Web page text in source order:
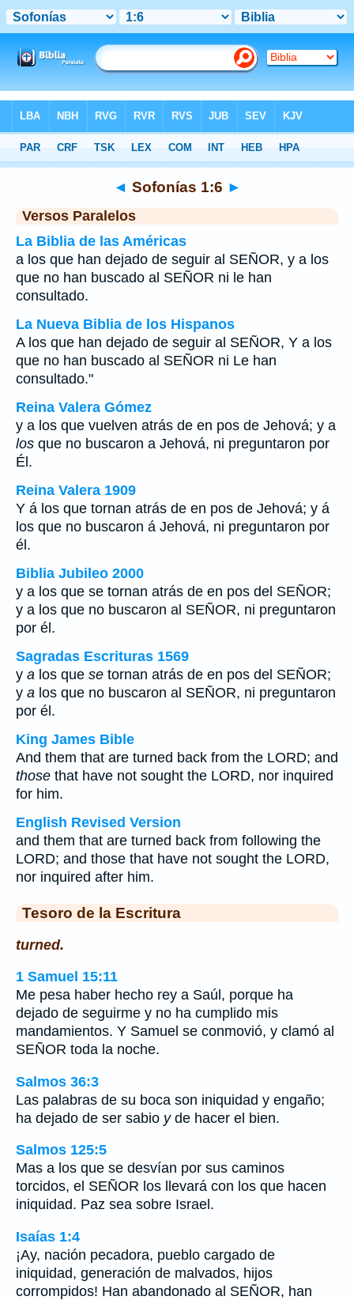
>Sofonías Capítulo 1 > Verso 6
◄ Sofonías 1:6 ►
Versos Paralelos
La Biblia de las Américas
a los que han dejado de seguir al SEÑOR, y a los
que no han buscado al SEÑOR ni le han
consultado.
La Nueva Biblia de los Hispanos
A los que han dejado de seguir al SEÑOR, Y a los
que no han buscado al SEÑOR ni Le han
consultado."
Reina Valera Gómez
y a los que vuelven atrás de en pos de Jehová; y a
los que no buscaron a Jehová, ni preguntaron por
Él.
Reina Valera 1909
Y á los que tornan atrás de en pos de Jehová; y á
los que no buscaron á Jehová, ni preguntaron por
él.
Biblia Jubileo 2000
y a los que se tornan atrás de en pos del SEÑOR;
y a los que no buscaron al SEÑOR, ni preguntaron
por él.
Sagradas Escrituras 1569
y a los que se tornan atrás de en pos del SEÑOR;
y a los que no buscaron al SEÑOR, ni preguntaron
por él.
King James Bible
And them that are turned back from the LORD; and
those that have not sought the LORD, nor inquired
for him.
English Revised Version
and them that are turned back from following the
LORD; and those that have not sought the LORD,
nor inquired after him.
Tesoro de la Escritura
turned.
1 Samuel 15:11
Me pesa haber hecho rey a Saúl, porque ha
dejado de seguirme y no ha cumplido mis
mandamientos. Y Samuel se conmovió, y clamó al
SEÑOR toda la noche.
Salmos 36:3
Las palabras de su boca son iniquidad y engaño;
ha dejado de ser sabio yde hacer el bien.
Salmos 125:5
Mas a los que se desvían por sus caminos
torcidos, el SEÑOR los llevará con los que hacen
iniquidad. Paz sea sobre Israel.
Isaías 1:4
¡Ay, nación pecadora, pueblo cargado de
iniquidad, generación de malvados, hijos
corrompidos! Han abandonado al SEÑOR, han